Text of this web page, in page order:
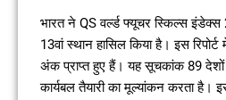
भारत ने QS वर्ल्ड फ्यूचर स्किल्स
13वां स्थान हासिल किया है। इस
अंक प्राप्त हुए हैं। यह सूचकांक 89
कार्यबल तैयारी का मूल्यांकन करता है।